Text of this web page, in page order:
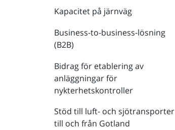
Kapacitet på järnväg
Business-to-business-lösning
(B2B)
Bidrag för etablering av
anläggningar för
nykterhetskontroller
Stöd till luft- och sjötransporter
till och från Gotland